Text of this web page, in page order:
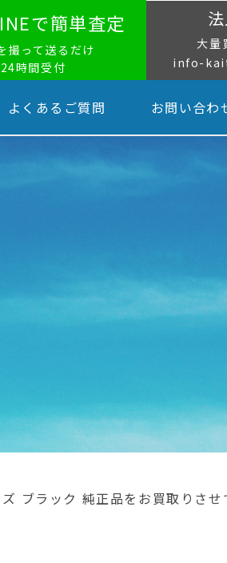
で簡単査定
撮って送るだけ
24時間受付
大量
info-
よくあるご質問 お問い合わ
ブラック 純正品をお買取りさせ